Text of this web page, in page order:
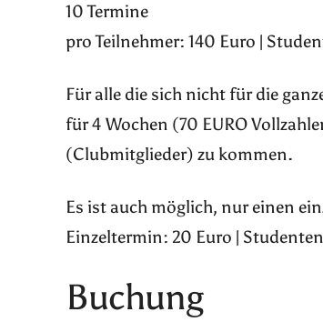
10 Termine
pro Teilnehmer: 140 Euro |
Für alle die sich nicht für die
für 4 Wochen (70 EURO
(Clubmitglieder) zu kommen.
Es ist auch möglich, nur einen
Einzeltermin: 20 Euro |
Buchung